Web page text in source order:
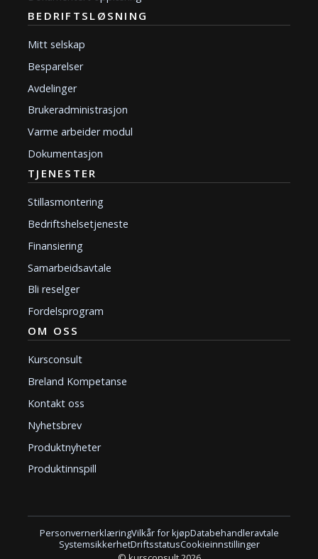
BEDRIFTSLØSNING
Mitt selskap
Besparelser
Avdelinger
Brukeradministrasjon
Varme arbeider modul
Dokumentasjon
TJENESTER
Stillasmontering
Bedriftshelsetjeneste
Finansiering
Samarbeidsavtale
Bli reselger
Fordelsprogram
OM OSS
Kursconsult
Breland Kompetanse
Kontakt oss
Nyhetsbrev
Produktnyheter
Produktinnspill
PersonvernerklæringVilkår for kjøpDatabehandleravtale
SystemsikkerhetDriftsstatusCookieinnstillinger